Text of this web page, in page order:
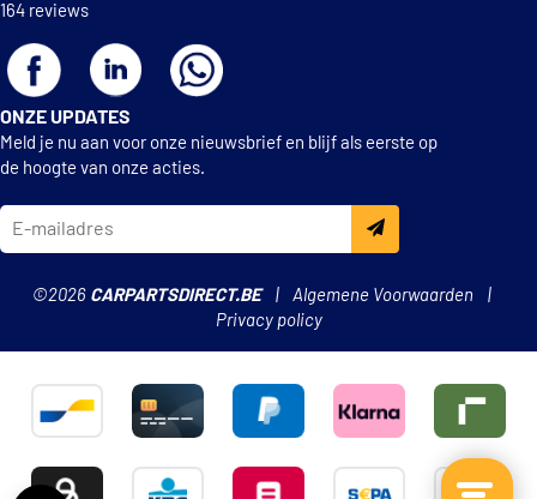
164 reviews
ONZE UPDATES
Meld je nu aan voor onze nieuwsbrief en blijf als eerste op
de hoogte van onze acties.
©2026 CARPARTSDIRECT.BE
Algemene Voorwaarden
Privacy policy